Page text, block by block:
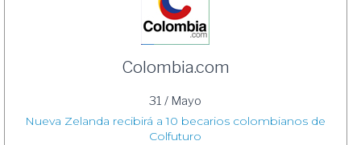
Colombia.com
31 / Mayo
Nueva Zelanda recibirá a 10 becarios colombianos de
Colfuturo